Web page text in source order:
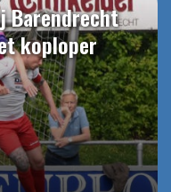
Barendrecht
koploper